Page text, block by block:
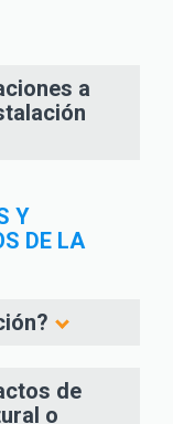
a
Y
DE LA
de
o